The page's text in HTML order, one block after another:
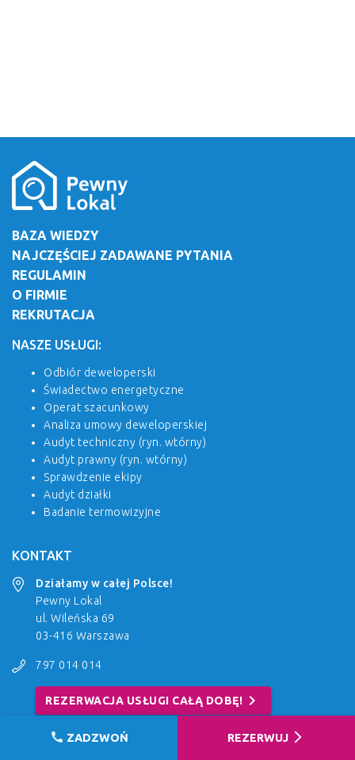
BAZA WIEDZY
NAJCZĘŚCIEJ ZADAWANE PYTANIA
REGULAMIN
O FIRMIE
REKRUTACJA
NASZE USŁUGI:
Odbiór deweloperski
Świadectwo energetyczne
Operat szacunkowy
Analiza umowy deweloperskiej
Audyt techniczny (ryn. wtórny)
Audyt prawny (ryn. wtórny)
Sprawdzenie ekipy
Audyt działki
Badanie termowizyjne
KONTAKT
Działamy w całej Polsce!
Pewny Lokal
ul. Wileńska 69
03-416 Warszawa
797 014 014
REZERWACJA USŁUGI CAŁĄ DOBĘ! chevron_right
Odwiedź nas na Facebooku!
call ZADZWOŃ REZERWUJ arrow_forward_ios